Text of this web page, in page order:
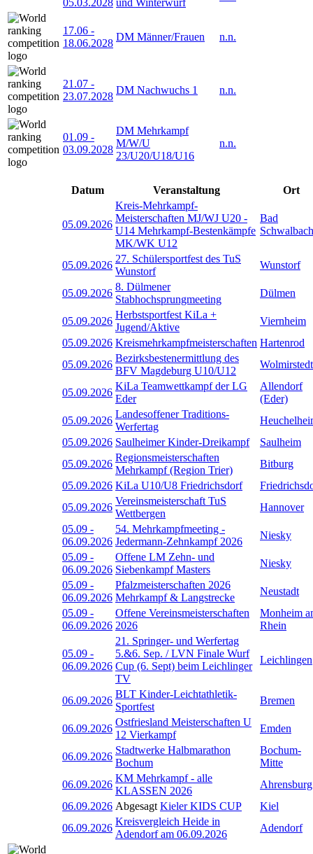
17.06 -
18.06.2028
DM Männer/Frauen n.n.
21.07 -
23.07.2028
DM Nachwuchs 1 n.n.
01.09 -
03.09.2028
DM Mehrkampf
M/W/U
23/U20/U18/U16
n.n.
Datum Veranstaltung Ort
05.09.2026
Kreis-Mehrkampf-
Meisterschaften MJ/WJ U20 -
U14 Mehrkampf-Bestenkämpfe
MK/WK U12
Bad
Schwalbach
05.09.2026
27. Schülersportfest des TuS
Wunstorf
Wunstorf
05.09.2026
8. Dülmener
Stabhochsprungmeeting
Dülmen
05.09.2026
Herbstsportfest KiLa +
Jugend/Aktive
Viernheim
05.09.2026 Kreismehrkampfmeisterschaften Hartenrod
05.09.2026
Bezirksbestenermittlung des
BFV Magdeburg U10/U12
Wolmirstedt
05.09.2026
KiLa Teamwettkampf der LG
Eder
Allendorf
(Eder)
05.09.2026
Landesoffener Traditions-
Werfertag
05.09.2026 Saulheimer Kinder-Dreikampf
Saulheim
05.09.2026
Regionsmeisterschaften
Mehrkampf (Region Trier)
Bitburg
05.09.2026 KiLa U10/U8 Friedrichsdorf
05.09.2026
Vereinsmeisterschaft TuS
Wettbergen
Hannover
05.09 -
06.09.2026
54. Mehrkampfmeeting -
Jedermann-Zehnkampf 2026
Niesky
05.09 -
06.09.2026
Offene LM Zehn- und
Siebenkampf Masters
Niesky
05.09 -
06.09.2026
Pfalzmeisterschaften 2026
Mehrkampf & Langstrecke
Neustadt
05.09 -
06.09.2026
Offene Vereinsmeisterschaften
2026
Monheim
Rhein
05.09 -
06.09.2026
21. Springer- und Werfertag
5.&6. Sep. / LVN Finale Wurf
Cup (6. Sept) beim Leichlinger
TV
Leichlingen
06.09.2026
BLT Kinder-Leichtathletik-
Sportfest
Bremen
06.09.2026
Ostfriesland Meisterschaften U
12 Vierkampf
Emden
06.09.2026
Stadtwerke Halbmarathon
Bochum
Bochum-
Mitte
06.09.2026
KM Mehrkampf - alle
KLASSEN 2026
Ahrensburg
06.09.2026 Abgesagt Kieler KIDS CUP
Kiel
06.09.2026
Kreisvergleich Heide in
Adendorf am 06.09.2026
Adendorf